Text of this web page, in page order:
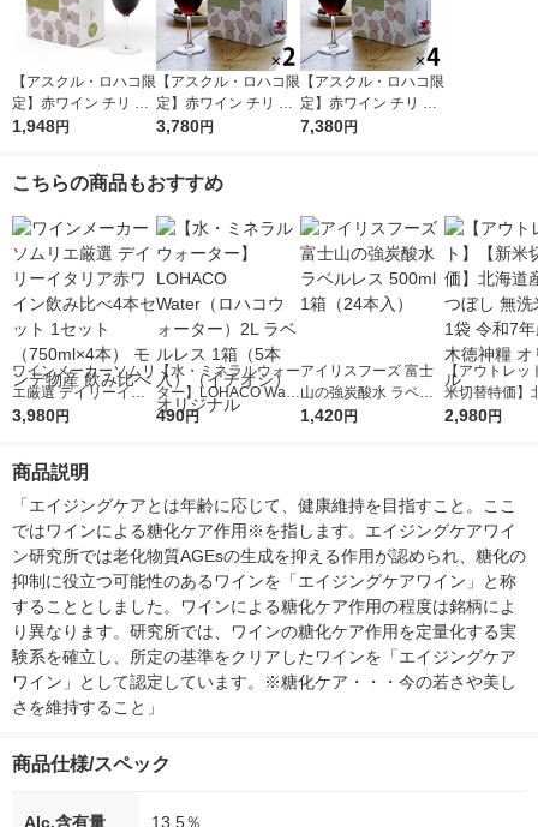
【アスクル・ロハコ限
定】赤ワイン チリ サ
ンタ レジーナ BIB カ
オリジナル
1,948円
【アスクル・ロハコ限
定】赤ワイン チリ サ
ンタ レジーナ BIB カ
オリジナル
3,780円
【アスクル・ロハコ限
定】赤ワイン チリ サ
ンタ レジーナ BIB カ
7,380円
こちらの商品もおすすめ
ワインメーカーソムリ
エ厳選 デイリーイタ
リア赤ワイン飲み比べ
産 飲み比べ
3,980円
【水・ミネラルウォー
ター】LOHACO Wate
r（ロハコウォータ
490円
アイリスフーズ 富士
山の強炭酸水 ラベル
レス 500ml 1箱（24
1,420円
【アウトレッ
米切替特価】
ななつぼし 無
2,980円
商品説明
「エイジングケアとは年齢に応じて、健康維持を目指すこと。ここ
ではワインによる糖化ケア作用※を指します。エイジングケアワイ
ン研究所では老化物質AGEsの生成を抑える作用が認められ、糖化の
抑制に役立つ可能性のあるワインを「エイジングケアワイン」と称
することとしました。ワインによる糖化ケア作用の程度は銘柄によ
り異なります。研究所では、ワインの糖化ケア作用を定量化する実
験系を確立し、所定の基準をクリアしたワインを「エイジングケア
ワイン」として認定しています。※糖化ケア・・・今の若さや美し
さを維持すること」
商品仕様/スペック
Alc.含有量 13.5％